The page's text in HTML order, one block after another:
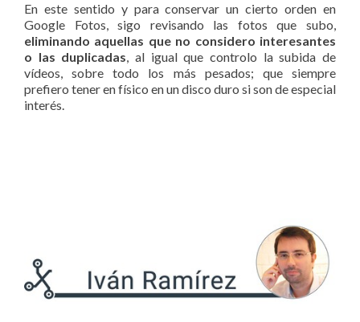
En este sentido y para conservar un cierto orden en
Google Fotos, sigo revisando las fotos que subo,
eliminando aquellas que no considero interesantes
o las duplicadas, al igual que controlo la subida de
vídeos, sobre todo los más pesados; que siempre
prefiero tener en físico en un disco duro si son de especial
interés.